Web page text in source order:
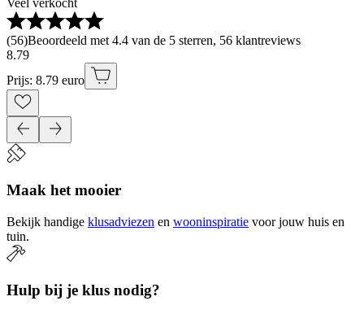
Veel verkocht
(56)Beoordeeld met 4.4 van de 5 sterren, 56 klantreviews
8.79
Prijs: 8.79 euro
Maak het mooier
Bekijk handige klusadviezen en wooninspiratie voor jouw huis en
tuin.
Hulp bij je klus nodig?